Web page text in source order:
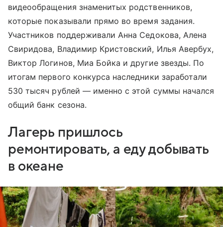
видеообращения знаменитых родственников,
которые показывали прямо во время задания.
Участников поддерживали Анна Седокова, Алена
Свиридова, Владимир Кристовский, Илья Авербух,
Виктор Логинов, Миа Бойка и другие звезды. По
итогам первого конкурса наследники заработали
530 тысяч рублей — именно с этой суммы начался
общий банк сезона.
Лагерь пришлось
ремонтировать, а еду добывать
в океане